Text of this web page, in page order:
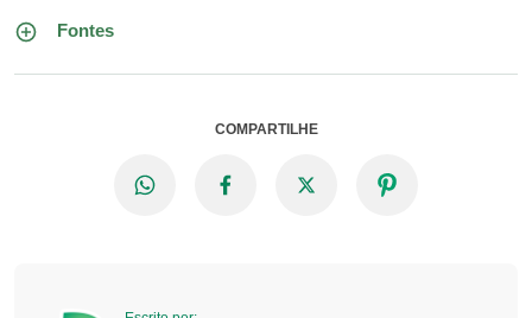
Fontes
COMPARTILHE